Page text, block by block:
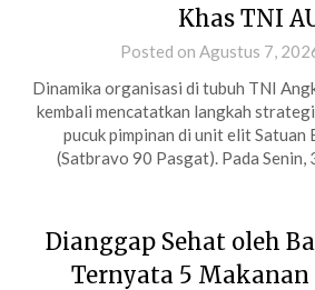
Khas TNI
Posted on Agustus 7,
Dinamika organisasi di tubuh TNI
kembali mencatatkan langkah
pucuk pimpinan di unit elit
(Satbravo 90 Pasgat). Pada
Dianggap Sehat oleh
Ternyata 5 Makanan